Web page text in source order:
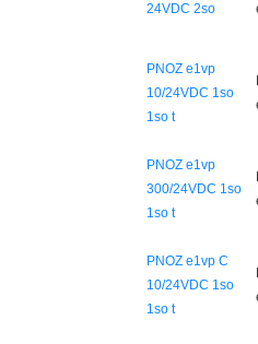
24VDC 2so
PNOZ e1vp
10/24VDC 1so
1so t
PNOZ e1vp
300/24VDC 1so
1so t
PNOZ e1vp C
10/24VDC 1so
1so t